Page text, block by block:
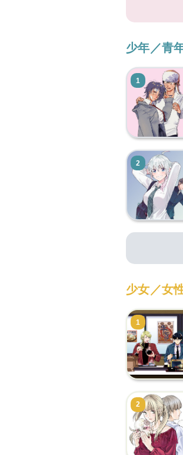
少年／青
1
2
少女／女
1
2